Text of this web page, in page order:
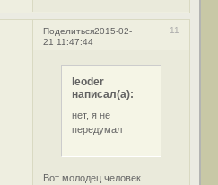
Поделиться 11
2015-02-
21 11:47:44
leoder
написал(а):
нет, я не
передумал
Вот молодец человек